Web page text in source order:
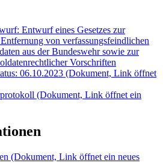
Entwurf eines Gesetzes zur
von verfassungsfeindlichen
aus der Bundeswehr sowie zur
Vorschriften
06.10.2023 (Dokument, Link öffnet
(Dokument, Link öffnet ein
(Dokument, Link öffnet ein neues